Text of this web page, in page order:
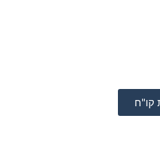
קו"ח